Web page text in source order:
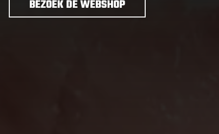
BEZOEK DE WEBSHOP